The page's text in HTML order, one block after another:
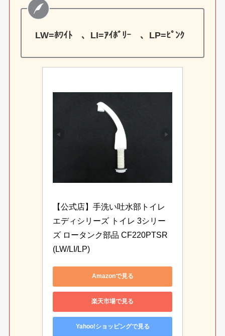
LW=ﾎﾜｲﾄ 、LI=ｱｲﾎﾞﾘｰ 、LP=ﾋﾟﾝｸ
【公式店】手洗い吐水部トイレ
エディシリーズ トイレ 3シリー
ズ ロータンク部品 CF220PTSR
(LW/LI/LP)
Amazonで見る
楽天市場で見る
Yahoo!ショッピングで見る